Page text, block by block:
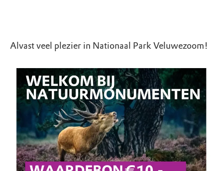
Alvast veel plezier in Nationaal Park Veluwezoom!